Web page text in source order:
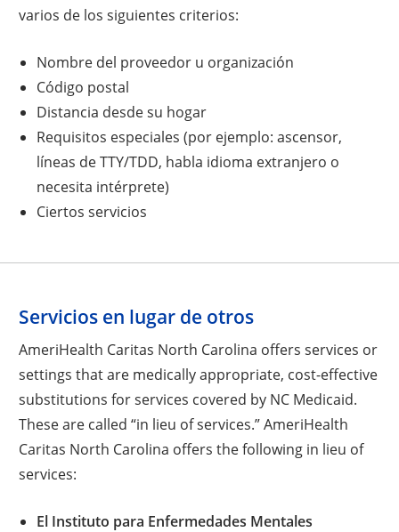
varios de los siguientes criterios:
Nombre del proveedor u organización
Código postal
Distancia desde su hogar
Requisitos especiales (por ejemplo: ascensor,
líneas de TTY/TDD, habla idioma extranjero o
necesita intérprete)
Ciertos servicios
Servicios en lugar de otros
AmeriHealth Caritas North Carolina offers services or
settings that are medically appropriate, cost-effective
substitutions for services covered by NC Medicaid.
These are called “in lieu of services.” AmeriHealth
Caritas North Carolina offers the following in lieu of
services:
El Instituto para Enfermedades Mentales